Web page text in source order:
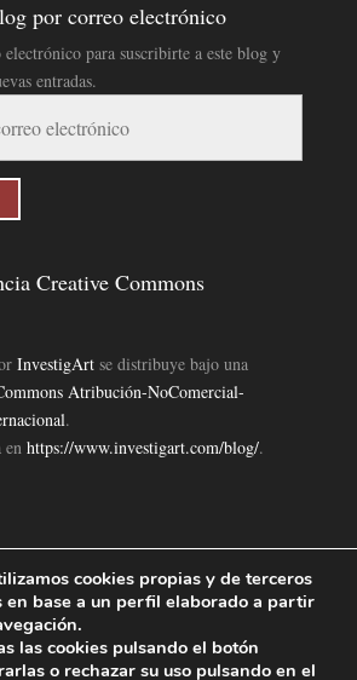
por correo electrónico
para suscribirte a este blog y
entradas.
Creative Commons
InvestigArtse distribuye bajo una
Atribución-NoComercial-
.
en https://www.investigart.com/blog/.
|Aviso Legal|Política de Cookies|
© 2019. |
cookies propias y de terceros
en base a un perfil elaborado a partir
las cookies pulsando el botón
o rechazar su uso pulsando en el